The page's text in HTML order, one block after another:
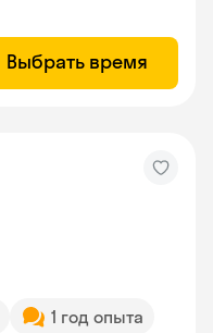
Выбрать время
1 год опыта